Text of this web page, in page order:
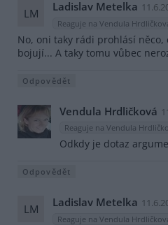
LM Ladislav Metelka
Reaguje na Vendula
No, oni taky rádi prohlásí
bojují... A taky tomu vůbec
Odpovědět
Vendula Hrdličková
Reaguje na Vendula
Odkdy je dotaz
Odpovědět
LM Ladislav Metelka
Reaguje na Vendula